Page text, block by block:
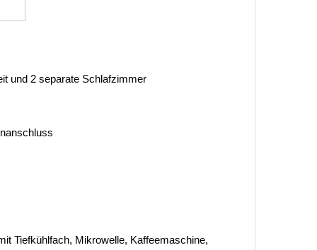
und 2 separate Schlafzimmer
Tiefkühlfach, Mikrowelle, Kaffeemaschine,